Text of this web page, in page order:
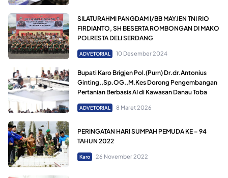
SILATURAHMI PANGDAM I/BB MAYJEN TNI RIO
FIRDIANTO, SH BESERTA ROMBONGAN DI MAKO
POLRESTA DELI SERDANG
ADVETORIAL 10 Desember 2024
Bupati Karo Brigjen Pol.(Purn) Dr.dr.Antonius
Ginting,,Sp.OG.,M.Kes Dorong Pengembangan
Pertanian Berbasis AI di Kawasan Danau Toba
ADVETORIAL 8 Maret 2026
PERINGATAN HARI SUMPAH PEMUDA KE – 94
TAHUN 2022
Karo 26 November 2022